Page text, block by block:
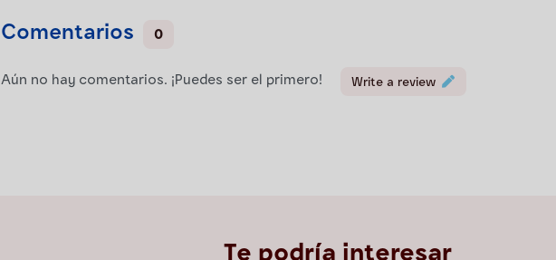
Comentarios 0
Aún no hay comentarios. ¡Puedes ser el primero! Write a review